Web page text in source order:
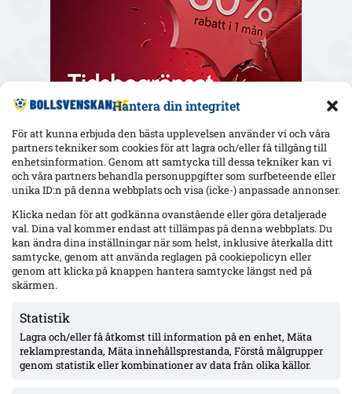
Hantera din integritet
För att kunna erbjuda den bästa upplevelsen använder vi och våra
partners tekniker som cookies för att lagra och/eller få tillgång till
enhetsinformation. Genom att samtycka till dessa tekniker kan vi
och våra partners behandla personuppgifter som surfbeteende eller
unika ID:n på denna webbplats och visa (icke-) anpassade annonser.
Klicka nedan för att godkänna ovanstående eller göra detaljerade
val. Dina val kommer endast att tillämpas på denna webbplats. Du
kan ändra dina inställningar när som helst, inklusive återkalla ditt
samtycke, genom att använda reglagen på cookiepolicyn eller
genom att klicka på knappen hantera samtycke längst ned på
skärmen.
Statistik
Lagra och/eller få åtkomst till information på en enhet, Mäta
reklamprestanda, Mäta innehållsprestanda, Förstå målgrupper
genom statistik eller kombinationer av data från olika källor.
Senaste
bortdömt och Rydström hyllas inför returen
Isak Dahlqvist hattrick – Tromsø 5–0 borta mot CFR Cluj i
Officiellt: Djurgården värvar Sander Finjord Ringberg – 15
assist på 13 matcher i Hönefoss, kontrakt till juni 2031